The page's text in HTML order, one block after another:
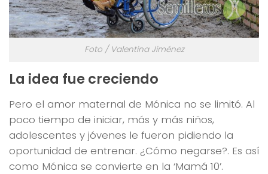
Foto / Valentina Jiménez
La idea fue creciendo
Pero el amor maternal de Mónica no se limitó. Al
poco tiempo de iniciar, más y más niños,
adolescentes y jóvenes le fueron pidiendo la
oportunidad de entrenar. ¿Cómo negarse?. Es así
como Mónica se convierte en la ‘Mamá 10’.